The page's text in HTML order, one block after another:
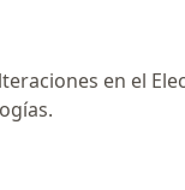
en el